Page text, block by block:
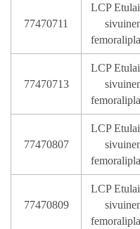
77470711
LCP
77470713
LCP
77470807
LCP
77470809
LCP